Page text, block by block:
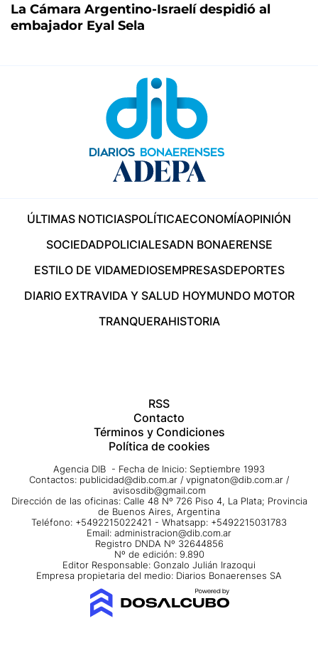
La Cámara Argentino-Israelí despidió al
embajador Eyal Sela
ÚLTIMAS NOTICIASPOLÍTICAECONOMÍAOPINIÓN
SOCIEDADPOLICIALESADN BONAERENSE
ESTILO DE VIDAMEDIOSEMPRESASDEPORTES
DIARIO EXTRAVIDA Y SALUD HOYMUNDO MOTOR
TRANQUERAHISTORIA
RSS
Contacto
Términos y Condiciones
Política de cookies
Agencia DIB - Fecha de Inicio: Septiembre 1993
Contactos: publicidad@dib.com.ar / vpignaton@dib.com.ar /
avisosdib@gmail.com
Dirección de las oficinas: Calle 48 Nº 726 Piso 4, La Plata; Provincia
de Buenos Aires, Argentina
Teléfono: +5492215022421 - Whatsapp: +5492215031783
Email: administracion@dib.com.ar
Registro DNDA Nº 32644856
Nº de edición: 9.890
Editor Responsable: Gonzalo Julián Irazoqui
Empresa propietaria del medio: Diarios Bonaerenses SA